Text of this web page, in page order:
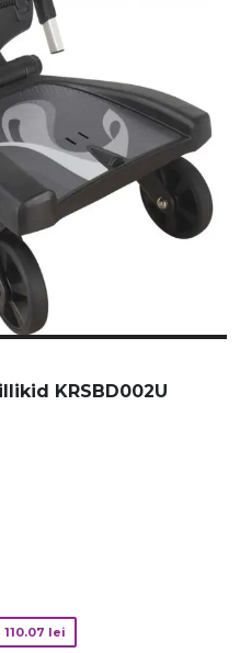
KRSBD002U
110.07 lei